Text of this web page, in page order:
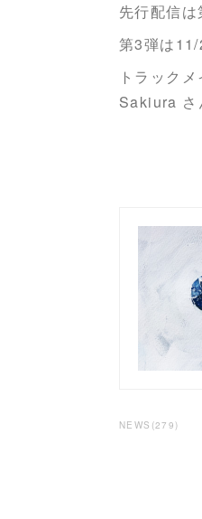
先行配信は
第3弾は
トラック
Sakiura さ
NEWS (279)